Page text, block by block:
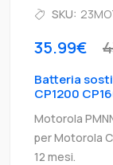
SKU:
35.99€
Batteria
CP1200
Motorola
per Motorola
12 mesi.